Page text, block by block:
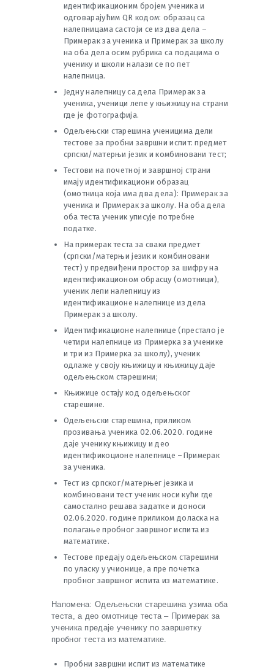
идентификационим бројем ученика и
одговарајућим QR кодом: образац са
налепницама састоји се из два дела –
Примерак за ученика и Примерак за школу
на оба дела осим рубрика са подацима о
ученику и школи налази се по пет
налепница.
Jедну налепницу са дела Примерак за
ученика, ученици лепе у књижицу на страни
где је фотографијa.
Одељењски старешина ученицима дели
тестове за пробни завршни испит: предмет
српски/матерњи језик и комбиновани тест;
Тестови на почетној и завршној страни
имају идентификациони образац
(омотница која има два дела): Примерак за
ученика и Примерак за школу. На оба дела
оба теста ученик уписује потребне
податке.
На примерак теста за сваки предмет
(српски/матерњи језик и комбиновани
тест) у предвиђени простор за шифру на
идентификационом обрасцу (омотници),
ученик лепи налепницу из
идентификационе налепнице из дела
Примерак за школу.
Идентификационе налепнице (престало је
четири налепнице из Примерка за ученике
и три из Примерка за школу), ученик
одлаже у своју књижицу и књижицу даје
одељењском старешини;
Књижице остају код одељењског
старешине.
Одељењски старешина, приликом
прозивања ученика 02.06.2020. године
даје ученику књижицу и део
идентификоционе налепнице –Примерак
за ученика.
Тест из српског/матерњег језика и
комбиновани тест ученик носи кући где
самостално решава задатке и доноси
02.06.2020. године приликом доласка на
полагање пробног завршног испита из
математике.
Тестове предају одељењском старешини
по уласку у учионице, а пре почетка
пробног завршног испита из математике.
Напомена: Одељењски старешина узима оба
теста, а део омотнице теста – Примерак за
ученика предаје ученику по завршетку
пробног теста из математике.
Пробни завршни испит из математике